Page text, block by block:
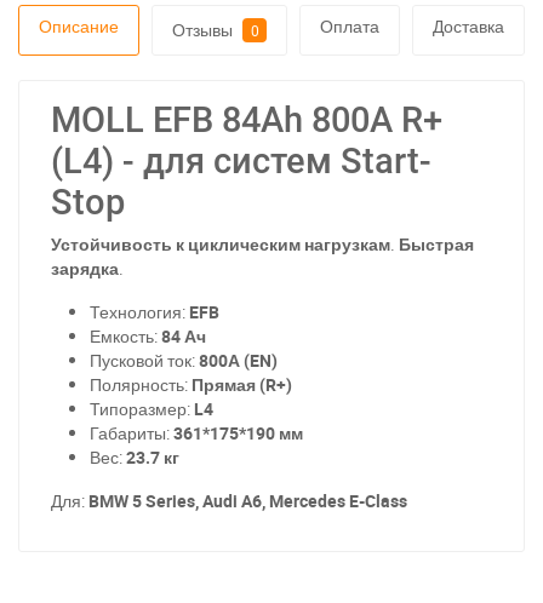
Описание Отзывы 0 Оплата Доставка
MOLL EFB 84Ah 800A R+
(L4) - для систем Start-
Stop
Устойчивость к циклическим нагрузкам. Быстрая
зарядка.
Технология: EFB
Емкость:84 Ач
Пусковой ток:800А (EN)
Полярность: Прямая (R+)
Типоразмер: L4
Габариты:361*175*190 мм
Вес:23.7 кг
Для: BMW 5 Series, Audi A6, Mercedes E-Class